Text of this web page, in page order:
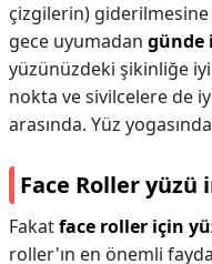
çizgilerin) giderilmesine
gece uyumadan günde
yüzünüzdeki şikinliğe
nokta ve sivilcelere de
arasında. Yüz
Face Roller yüzü
Fakatface roller için
roller'ın en önemli